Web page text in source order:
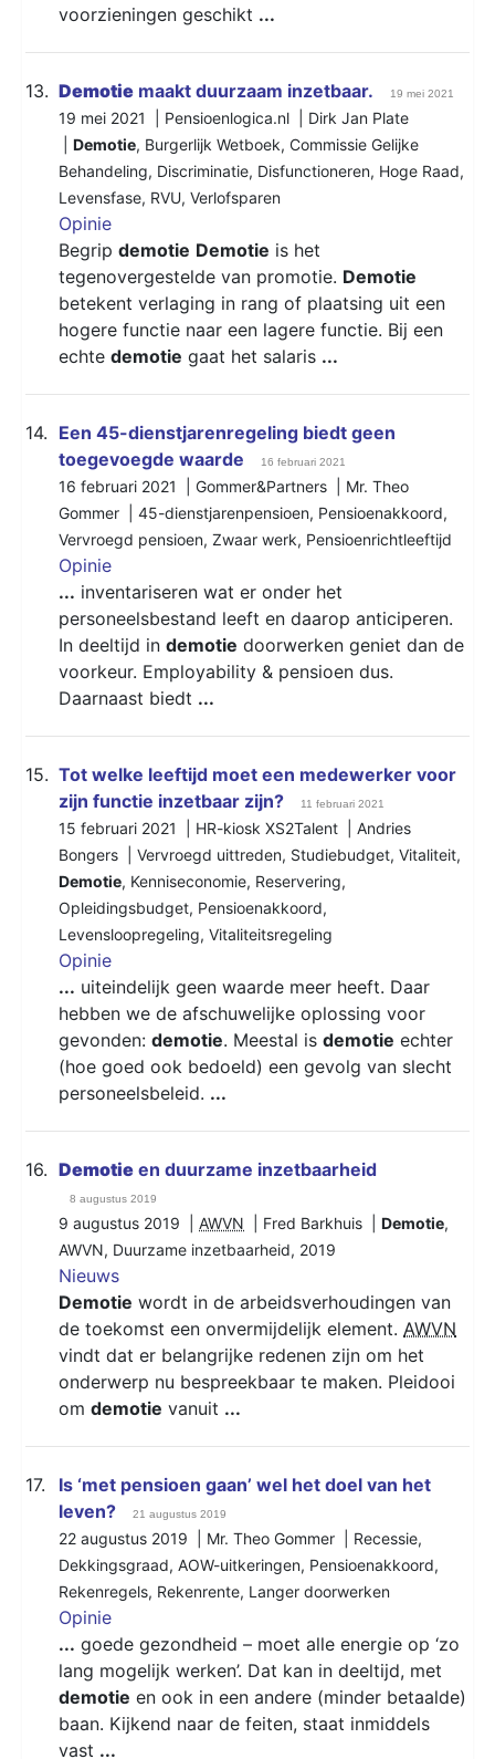
voorzieningen geschikt ...
13. Demotie maakt duurzaam inzetbaar. 19 mei 2021
19 mei 2021 | Pensioenlogica.nl | Dirk Jan Plate
Demotie, Burgerlijk Wetboek, Commissie Gelijke
Behandeling, Discriminatie, Disfunctioneren, Hoge Raad,
Levensfase, RVU, Verlofsparen
Opinie
Begrip demotie Demotie is het
tegenovergestelde van promotie. Demotie
betekent verlaging in rang of plaatsing uit een
hogere functie naar een lagere functie. Bij een
echte demotie gaat het salaris ...
14. Een 45-dienstjarenregeling biedt geen
toegevoegde waarde
16 februari 2021
16 februari 2021 | Gommer&Partners | Mr. Theo
Gommer | 45-dienstjarenpensioen, Pensioenakkoord,
Vervroegd pensioen, Zwaar werk, Pensioenrichtleeftijd
Opinie
... inventariseren wat er onder het
personeelsbestand leeft en daarop anticiperen.
In deeltijd in demotie doorwerken geniet dan de
voorkeur. Employability & pensioen dus.
Daarnaast biedt ...
15. Tot welke leeftijd moet een medewerker voor
zijn functie inzetbaar zijn?
11 februari 2021
15 februari 2021 | HR-kiosk XS2Talent | Andries
Bongers | Vervroegd uittreden, Studiebudget, Vitaliteit,
Demotie, Kenniseconomie, Reservering,
Opleidingsbudget, Pensioenakkoord,
Levensloopregeling, Vitaliteitsregeling
Opinie
... uiteindelijk geen waarde meer heeft. Daar
hebben we de afschuwelijke oplossing voor
gevonden: demotie. Meestal is demotie echter
(hoe goed ook bedoeld) een gevolg van slecht
personeelsbeleid. ...
16. Demotie en duurzame inzetbaarheid
8 augustus 2019
9 augustus 2019 | AWVN | Fred Barkhuis | Demotie,
AWVN, Duurzame inzetbaarheid, 2019
Nieuws
Demotie wordt in de arbeidsverhoudingen van
de toekomst een onvermijdelijk element. AWVN
vindt dat er belangrijke redenen zijn om het
onderwerp nu bespreekbaar te maken. Pleidooi
om demotie vanuit ...
17.
Is ‘met pensioen gaan’ wel het doel van het
leven?
21 augustus 2019
22 augustus 2019 | Mr. Theo Gommer | Recessie,
Dekkingsgraad, AOW-uitkeringen, Pensioenakkoord,
Rekenregels, Rekenrente, Langer doorwerken
Opinie
... goede gezondheid – moet alle energie op ‘zo
lang mogelijk werken’. Dat kan in deeltijd, met
demotie en ook in een andere (minder betaalde)
baan. Kijkend naar de feiten, staat inmiddels
vast ...